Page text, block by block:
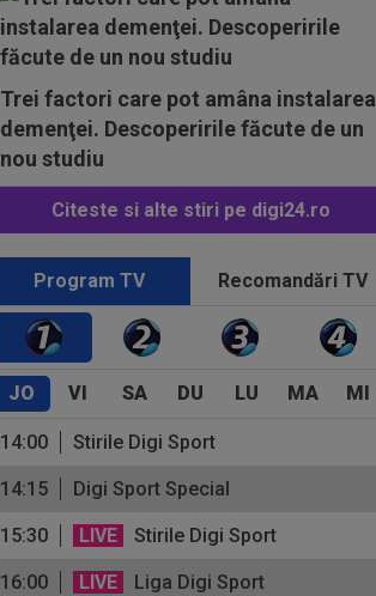
Trei factori care pot amâna instalarea
demenţei. Descoperirile făcute de un
nou studiu
Citeste si alte stiri pe digi24.ro
Program TV Recomandări TV
JO VI SA DU LU MA MI
14:00 Stirile Digi Sport
14:15 Digi Sport Special
15:30 LIVE Stirile Digi Sport
16:00 LIVE Liga Digi Sport